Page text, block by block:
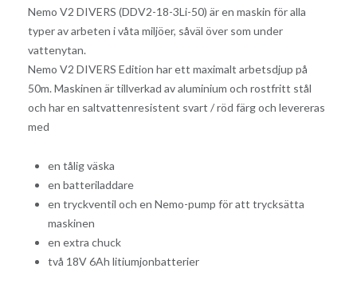
Nemo V2 DIVERS (DDV2-18-3Li-50) är en maskin för alla
typer av arbeten i våta miljöer, såväl över som under
vattenytan.
Nemo V2 DIVERS Edition har ett maximalt arbetsdjup på
50m. Maskinen är tillverkad av aluminium och rostfritt stål
och har en saltvattenresistent svart / röd färg och levereras
med
en tålig väska
en batteriladdare
en tryckventil och en Nemo-pump för att trycksätta
maskinen
en extra chuck
två 18V 6Ah litiumjonbatterier